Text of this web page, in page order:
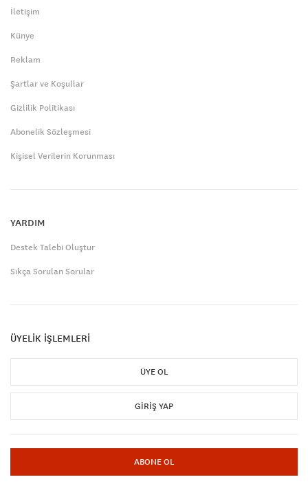
İletişim
Künye
Reklam
Şartlar ve Koşullar
Gizlilik Politikası
Abonelik Sözleşmesi
Kişisel Verilerin Korunması
YARDIM
Destek Talebi Oluştur
Sıkça Sorulan Sorular
ÜYELİK İŞLEMLERİ
ÜYE OL
GIRIŞ YAP
ABONE OL